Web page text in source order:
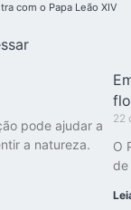
com o Papa Leão XIV
pode ajudar a
a natureza.
22
O
de